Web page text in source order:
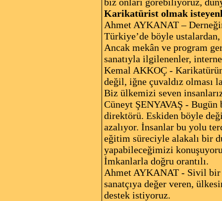
Karikatürist olmak
Ahmet AYKANAT –
Türkiye’de böyle
Ancak mekân ve program
sanatıyla ilgilenenler,
Kemal AKKOÇ - Karikatürün
değil, iğne çuvaldız olması
Biz ülkemizi seven
Cüneyt ŞENYAVAŞ - Bugün
direktörü. Eskiden böyle
azalıyor. İnsanlar bu yolu
eğitim süreciyle alakalı bir
yapabileceğimizi
İmkanlarla doğru orantılı.
Ahmet AYKANAT - Sivil bir
sanatçıya değer veren,
destek istiyoruz.